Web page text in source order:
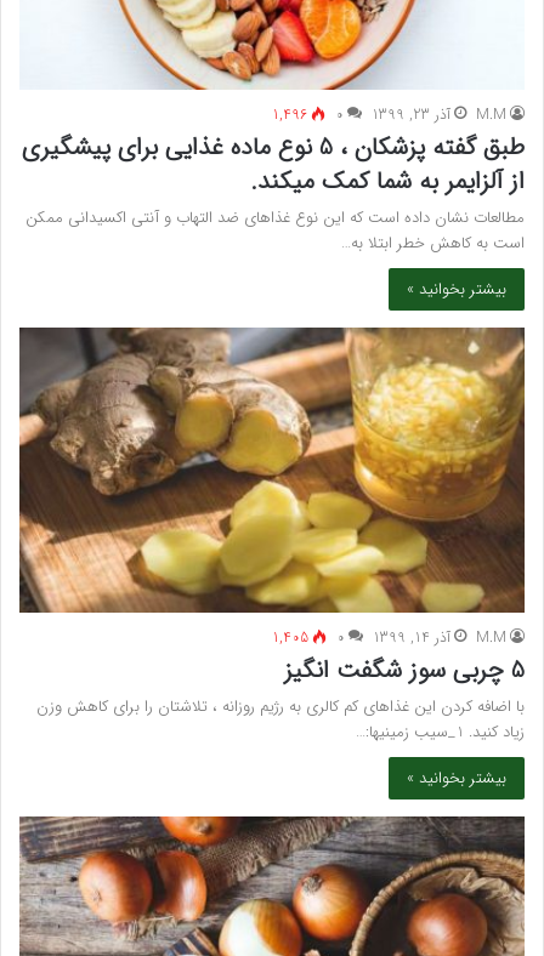
M.M آذر 23, 1399 ۰ 1,496
طبق گفته پزشکان ، 5 نوع ماده غذایی برای پیشگیری
از آلزایمر به شما کمک میکند.
مطالعات نشان داده است که این نوع غذاهای ضد التهاب و آنتی اکسیدانی ممکن
است به کاهش خطر ابتلا به…
بیشتر بخوانید »
M.M آذر 14, 1399 ۰ 1,405
5 چربی سوز شگفت انگیز
با اضافه کردن این غذاهای کم کالری به رژیم روزانه ، تلاشتان را برای کاهش وزن
زیاد کنید. 1_سیب زمینیها:…
بیشتر بخوانید »